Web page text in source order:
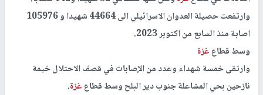
وارتفعت حصيلة العدوان الاسرائيلي الى 44664 شهيدا و 105976
اصابة منذ السابع من اكتوبر 2023.
وسط قطاعغزة
وارتقى خمسة شهداء وعدد من الإصابات في قصف الاحتلال خيمة
نازحين بحي المشاعلة جنوب دير البلح وسط قطاعغزة.